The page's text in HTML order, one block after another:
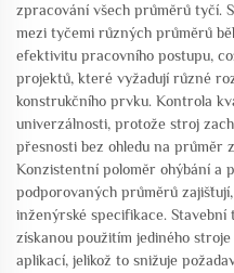
zpracování všech průměrů tyčí.
mezi tyčemi různých průměrů
efektivitu pracovního postupu,
projektů, které vyžadují různé
konstrukčního prvku. Kontrola
univerzálnosti, protože stroj
přesnosti bez ohledu na průměr
Konzistentní poloměr ohýbání a
podporovaných průměrů
inženýrské specifikace.
získanou použitím jediného
aplikací, jelikož to snižuje